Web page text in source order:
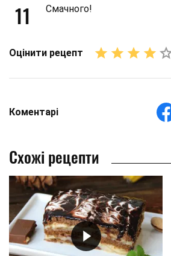
11 Смачного!
Оцінити рецепт
Коментарі
Схожі рецепти